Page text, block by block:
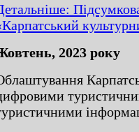
2023 року